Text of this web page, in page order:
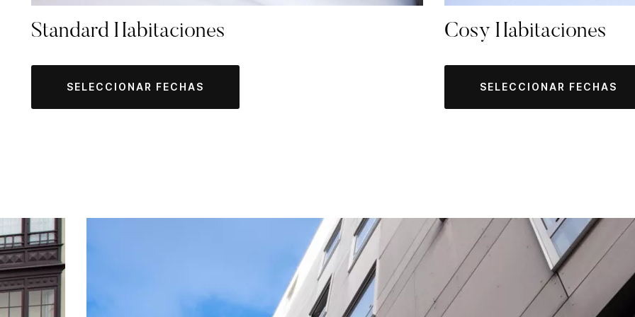
Standard Habitaciones
SELECCIONAR FECHAS
Cosy Habitaciones
SELECCIONAR FECHAS